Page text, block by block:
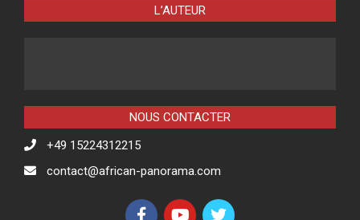
L’AUTEUR
NOUS CONTACTER
+49 15224312215
contact@african-panorama.com